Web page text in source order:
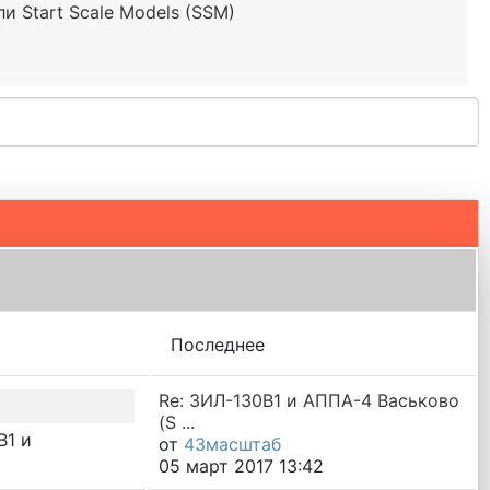
Start Scale Models (SSM)
Последнее
и
Re: ЗИЛ-130В1 и АППА-4 Васьково
(S ...
от 43масштаб
05 март 2017 13:42